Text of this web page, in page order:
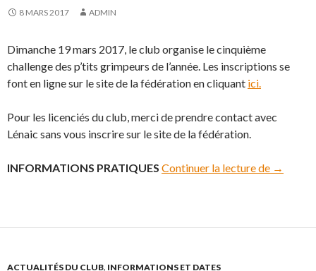
8 MARS 2017 ADMIN
Dimanche 19 mars 2017, le club organise le cinquième
challenge des p’tits grimpeurs de l’année. Les inscriptions se
font en ligne sur le site de la fédération en cliquant ici.
Pour les licenciés du club, merci de prendre contact avec
Lénaic sans vous inscrire sur le site de la fédération.
INFORMATIONS PRATIQUES Continuer la lecture de →
ACTUALITÉS DU CLUB, INFORMATIONS ET DATES